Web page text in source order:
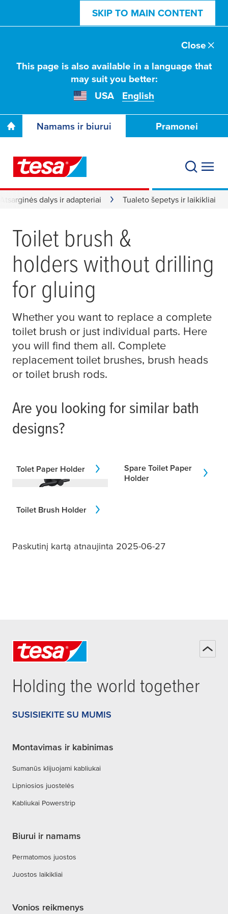
SKIP TO MAIN CONTENT
This page is also available in a language that
may suit you better:
USA
English
Close
Namams ir biurui Pramonei
Atsarginės dalys ir adapteriai Tualeto šepetys ir laikikliai
Toilet brush &
holders without drilling
for gluing
Whether you want to replace a complete
toilet brush or just individual parts. Here
you will find them all. Complete
replacement toilet brushes, brush heads
or toilet brush rods.
Are you looking for similar bath
designs?
Tolet Paper Holder
Spare Toilet Paper
Holder
Toilet Brush Holder
Paskutinį kartą atnaujinta 2025-06-27
Holding the world together
SUSISIEKITE SU MUMIS
Montavimas ir kabinimas
Sumanūs klijuojami kabliukai
Lipniosios juostelės
Kabliukai Powerstrip
Biurui ir namams
Permatomos juostos
Juostos laikikliai
Vonios reikmenys